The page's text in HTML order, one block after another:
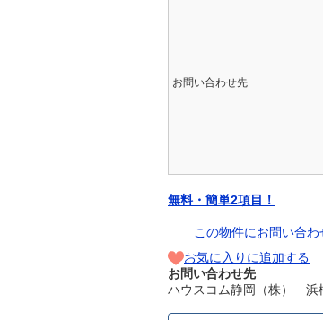
お問い合わせ先
無料・簡単2項目！
この物件にお問い合わ
お気に入りに追加する
お問い合わせ先
ハウスコム静岡（株） 浜